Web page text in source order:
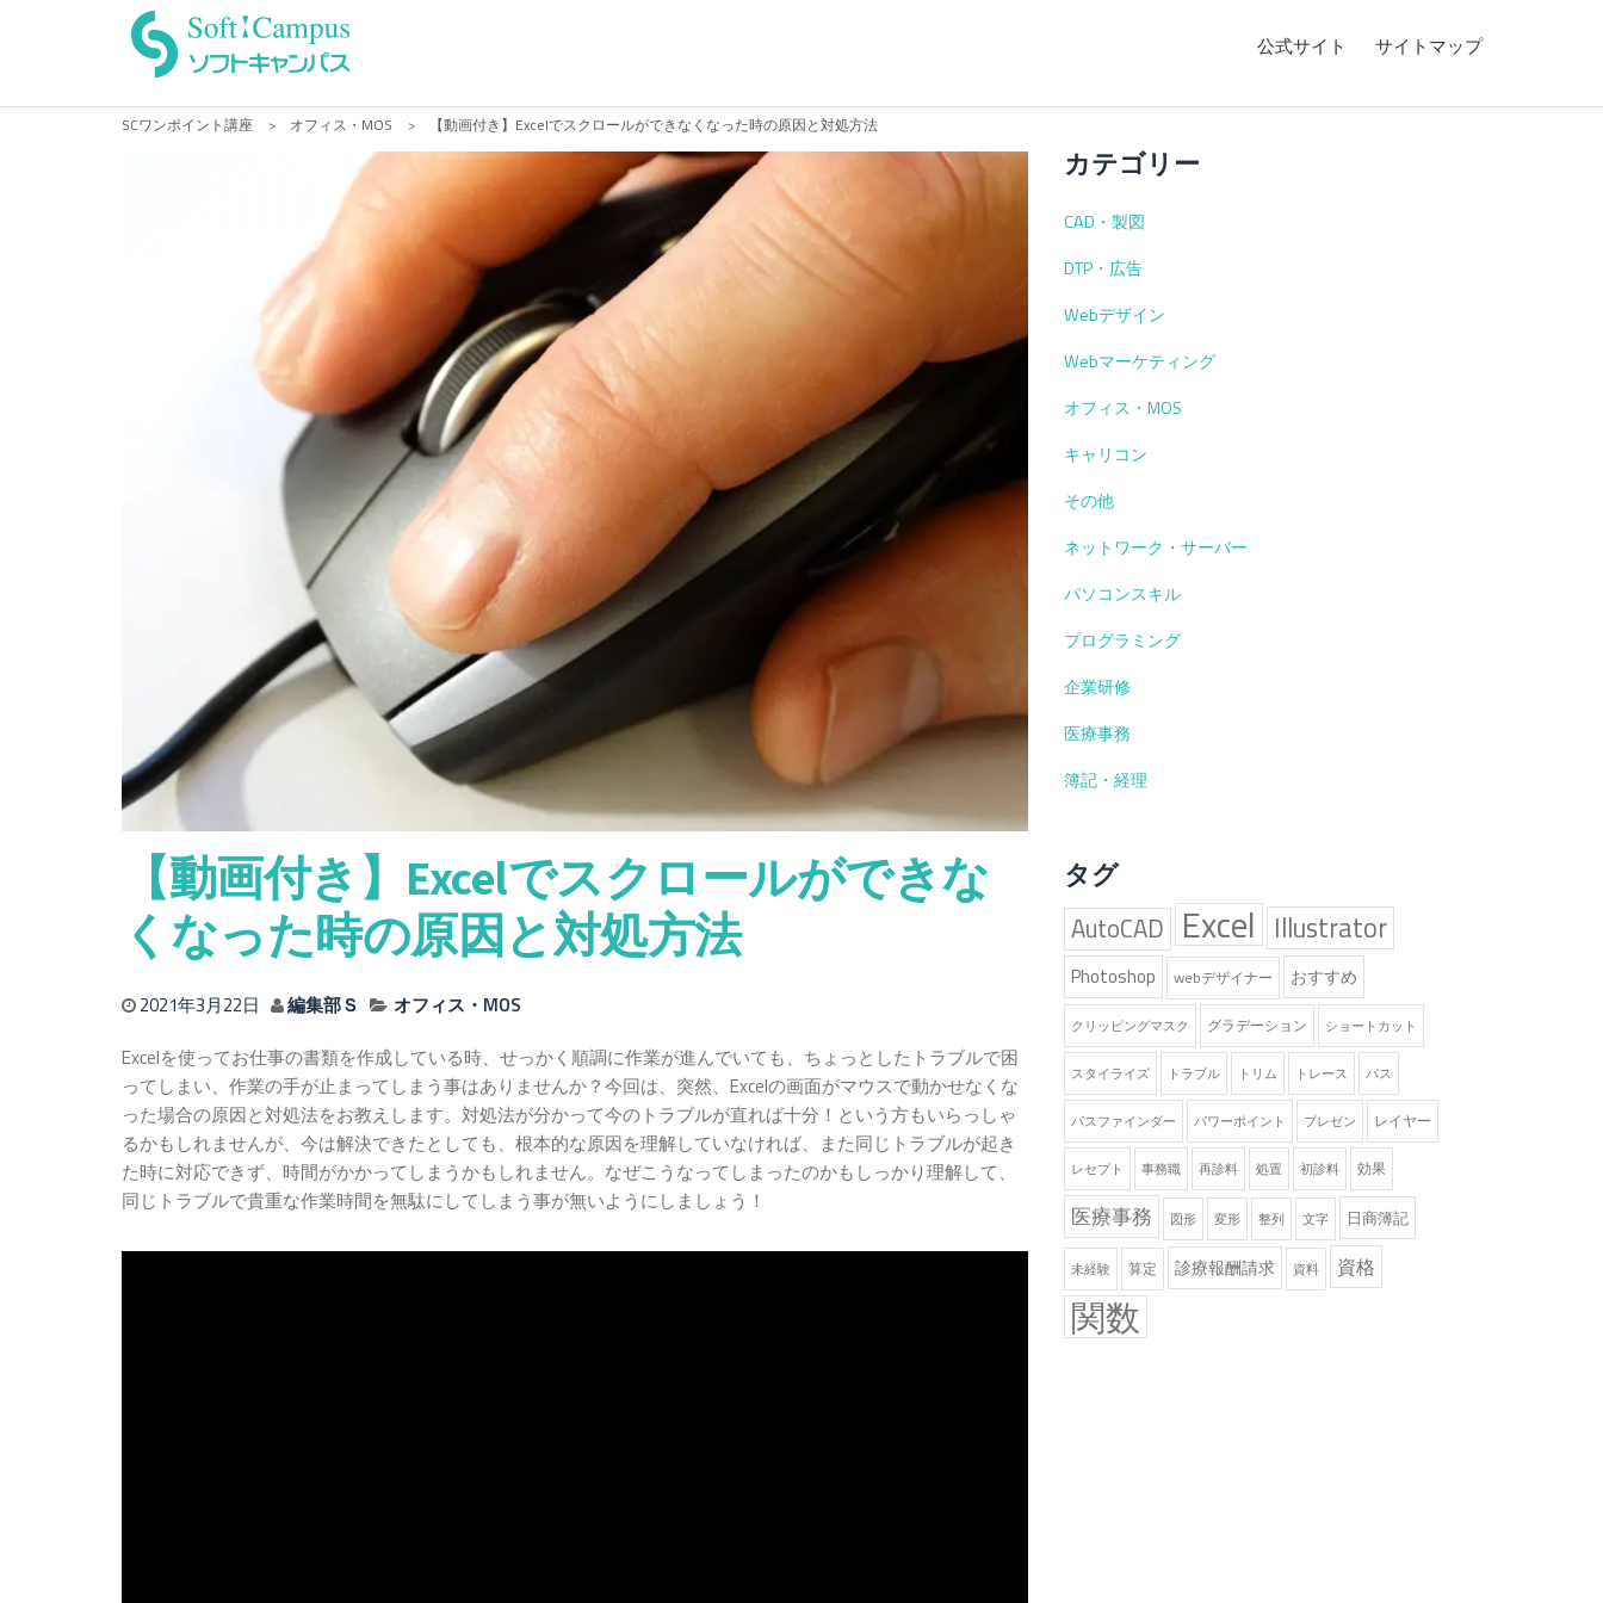
公式サイト サイトマップ
SCワンポイント講座 > オフィス・MOS > 【動画付き】Excelでスクロールができなくなった時の原因と対処方法
【動画付き】Excelでスクロールができな
くなった時の原因と対処方法
2021年3月22日 編集部Ｓ
オフィス・MOS
Excelを使ってお仕事の書類を作成している時、せっかく順調に作業が進んでいても、ちょっとしたトラブルで困
ってしまい、作業の手が止まってしまう事はありませんか？今回は、突然、Excelの画面がマウスで動かせなくな
った場合の原因と対処法をお教えします。対処法が分かって今のトラブルが直れば十分！という方もいらっしゃ
るかもしれませんが、今は解決できたとしても、根本的な原因を理解していなければ、また同じトラブルが起き
た時に対応できず、時間がかかってしまうかもしれません。なぜこうなってしまったのかもしっかり理解して、
同じトラブルで貴重な作業時間を無駄にしてしまう事が無いようにしましょう！
カテゴリー
CAD・製図
DTP・広告
Webデザイン
Webマーケティング
オフィス・MOS
キャリコン
その他
ネットワーク・サーバー
パソコンスキル
プログラミング
企業研修
医療事務
簿記・経理
タグ
AutoCAD Excel Illustrator
Photoshop webデザイナー おすすめ
クリッピングマスク グラデーション ショートカット
スタイライズ トラブル トリム トレース パス
パスファインダー パワーポイント プレゼン レイヤー
レセプト 事務職 再診料 処置 初診料 効果
医療事務 図形 変形 整列 文字 日商簿記
未経験 算定 診療報酬請求 資料 資格
関数